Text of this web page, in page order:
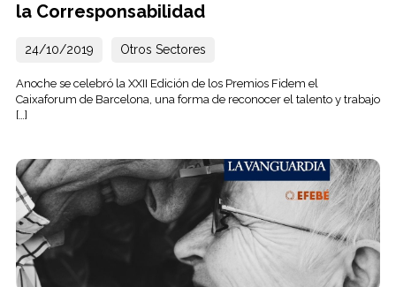
la Corresponsabilidad
24/10/2019 Otros Sectores
Anoche se celebró la XXII Edición de los Premios Fidem el
Caixaforum de Barcelona, ​​una forma de reconocer el talento y trabajo
[…]